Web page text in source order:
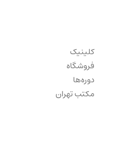
کلینیک
فروشگاه
دوره‌ها
مکتب تهران